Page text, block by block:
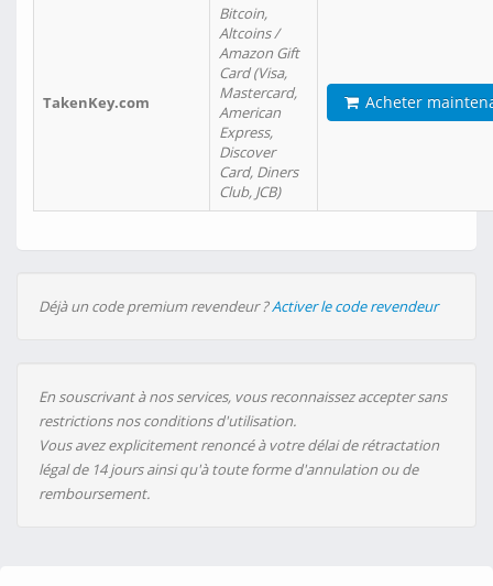
TakenKey.com
Bitcoin,
Altcoins /
Amazon Gift
Card (Visa,
Mastercard,
American
Express,
Discover
Card, Diners
Club, JCB)
Acheter
Déjà un code premium revendeur ?Activer le code revendeur
En souscrivant à nos services, vous reconnaissez accepter sans
restrictions nos conditions d'utilisation.
Vous avez explicitement renoncé à votre délai de rétractation
légal de 14 jours ainsi qu'à toute forme d'annulation ou de
remboursement.